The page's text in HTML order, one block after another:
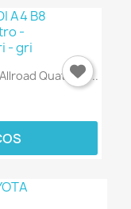
Quattro -...